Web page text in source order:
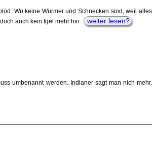
Wo keine Würmer und Schnecken sind, weil alles
auch kein Igel mehr hin.
weiter lesen?
umbenannt werden. Indianer sagt man nich mehr.